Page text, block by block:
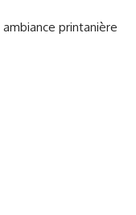
printanière